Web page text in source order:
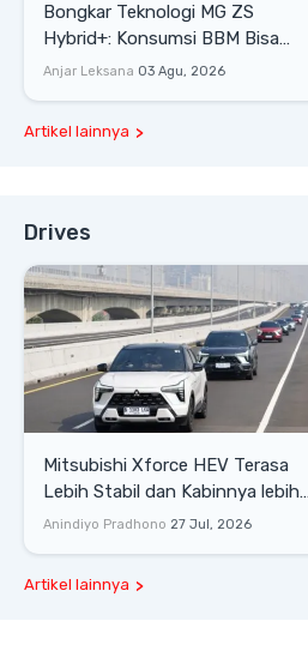
Bongkar Teknologi MG ZS
Hybrid+: Konsumsi BBM Bisa
Tembus 27,7 Km/Liter
Anjar Leksana 03 Agu, 2026
Artikel lainnya
Drives
Mitsubishi Xforce HEV Terasa
Lebih Stabil dan Kabinnya lebih
Senyap
Anindiyo Pradhono 27 Jul, 2026
Artikel lainnya